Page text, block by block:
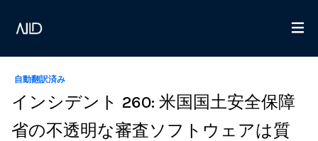
自動翻訳済み
インシデント 260: 米国国土安全保障
省の不透明な審査ソフトウェアは質